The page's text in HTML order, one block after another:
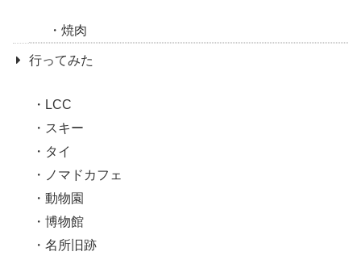
焼肉
行ってみた
LCC
スキー
タイ
ノマドカフェ
動物園
博物館
名所旧跡